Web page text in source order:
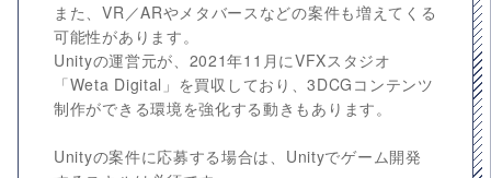
また、VR／ARやメタバースなどの案件も増えてくる
可能性があります。
Unityの運営元が、2021年11月にVFXスタジオ
「Weta Digital」を買収しており、3DCGコンテンツ
制作ができる環境を強化する動きもあります。
Unityの案件に応募する場合は、Unityでゲーム開発